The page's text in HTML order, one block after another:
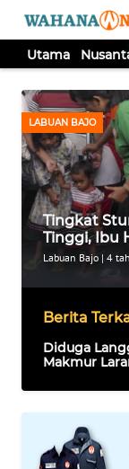
Utama
LABUAN BAJO
Tingkat
Tinggi, Ibu
Labuan Bajo | 4
Berita
Diduga
Makmur
Tutup
UTAMA
NUSANTARA
KHAS
SERBA-
OPINI